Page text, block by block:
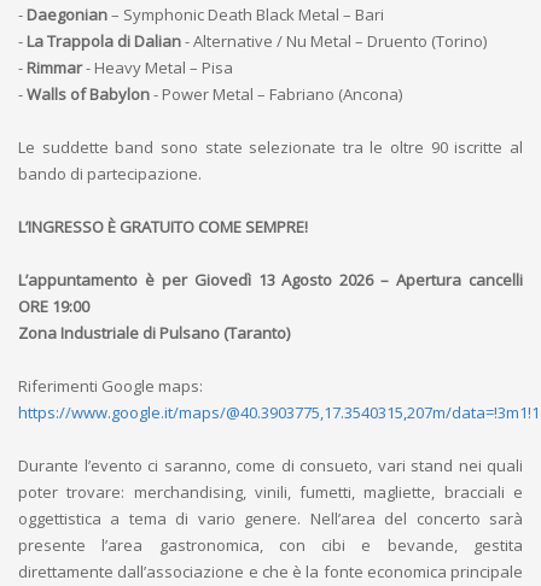
- Daegonian– Symphonic Death Black Metal – Bari
- La Trappola di Dalian- Alternative / Nu Metal – Druento (Torino)
- Rimmar- Heavy Metal – Pisa
-Walls of Babylon- Power Metal – Fabriano (Ancona)
Le suddette band sono state selezionate tra le oltre 90 iscritte al
bando di partecipazione.
L’INGRESSO È GRATUITO COME SEMPRE!
L’appuntamento è per Giovedì 13 Agosto 2026 – Apertura cancelli
ORE 19:00
Zona Industriale di Pulsano (Taranto)
Riferimenti Google maps:
https://www.google.it/maps/@40.3903775,17.3540315,207m/
Durante l’evento ci saranno, come di consueto, vari stand nei quali
poter trovare: merchandising, vinili, fumetti, magliette, bracciali e
oggettistica a tema di vario genere. Nell’area del concerto sarà
presente l’area gastronomica, con cibi e bevande, gestita
direttamente dall’associazione e che è la fonte economica principale